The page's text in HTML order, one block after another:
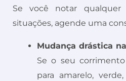
Se você notar
situações, agende uma
Mudança drástica
Se o seu
para amarelo,